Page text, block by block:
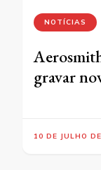
NOTÍCIAS
gravar
10 DE JULHO